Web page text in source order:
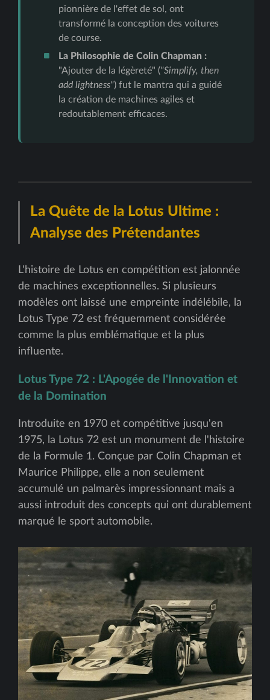
pionnière de l'effet de sol, ont
transformé la conception des voitures
de course.
La Philosophie de Colin Chapman :
"Ajouter de la légèreté" ("Simplify, then
add lightness") fut le mantra qui a guidé
la création de machines agiles et
redoutablement efficaces.
La Quête de la Lotus Ultime :
Analyse des Prétendantes
L'histoire de Lotus en compétition est jalonnée
de machines exceptionnelles. Si plusieurs
modèles ont laissé une empreinte indélébile, la
Lotus Type 72 est fréquemment considérée
comme la plus emblématique et la plus
influente.
Lotus Type 72 : L'Apogée de l'Innovation et
de la Domination
Introduite en 1970 et compétitive jusqu'en
1975, la Lotus 72 est un monument de l'histoire
de la Formule 1. Conçue par Colin Chapman et
Maurice Philippe, elle a non seulement
accumulé un palmarès impressionnant mais a
aussi introduit des concepts qui ont durablement
marqué le sport automobile.